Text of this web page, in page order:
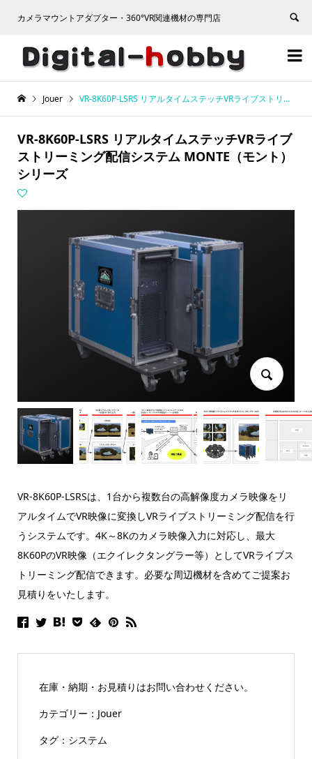
カメラマウントアダプター・360°VR関連機材の専門店


Jouer VR-8K60P-LSRS リアルタイムステッチVRライブストリーミング配信システム MONTE（モント）シリーズ
VR-8K60P-LSRS リアルタイムステッチVRライブ
ストリーミング配信システム MONTE（モント）
シリーズ
VR-8K60P-LSRSは、1台から複数台の高解像度カメラ映像をリ
アルタイムでVR映像に変換しVRライブストリーミング配信を行
うシステムです。4K～8Kのカメラ映像入力に対応し、最大
8K60PのVR映像（エクイレクタングラー等）としてVRライブス
トリーミング配信できます。必要な周辺機材を含めてご提案お
見積りをいたします。
在庫・納期・お見積りはお問い合わせください。
カテゴリー： Jouer
タグ： システム